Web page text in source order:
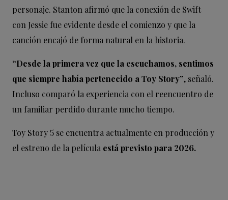
personaje. Stanton afirmó que la conexión de Swift
con Jessie fue evidente desde el comienzo y que la
canción encajó de forma natural en la historia.
“Desde la primera vez que la escuchamos, sentimos
que siempre había pertenecido a Toy Story”, señaló.
Incluso comparó la experiencia con el reencuentro de
un familiar perdido durante mucho tiempo.
Toy Story 5 se encuentra actualmente en producción y
el estreno de la película está previsto para 2026.